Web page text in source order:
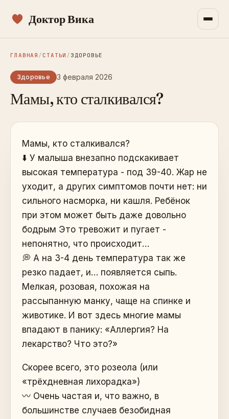
Доктор Вика
ГЛАВНАЯ /СТАТЬИ / ЗДОРОВЬЕ
Здоровье 3 февраля 2026
Мамы, кто сталкивался?
Мамы, кто сталкивался?
⬇️ У малыша внезапно подскакивает
высокая температура - под 39-40. Жар не
уходит, а других симптомов почти нет: ни
сильного насморка, ни кашля. Ребёнок
при этом может быть даже довольно
бодрым Это тревожит и пугает -
непонятно, что происходит…
💭 А на 3-4 день температура так же
резко падает, и… появляется сыпь.
Мелкая, розовая, похожая на
рассыпанную манку, чаще на спинке и
животике. И вот здесь многие мамы
впадают в панику: «Аллергия? На
лекарство? Что это?»
Скорее всего, это розеола (или
«трёхдневная лихорадка»)
〰️ Очень частая и, что важно, в
большинстве случаев безобидная